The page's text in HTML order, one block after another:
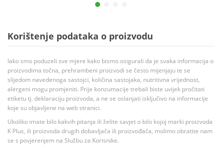
Korištenje podataka o proizvodu
Iako smo poduzeli sve mjere kako bismo osigurali da je svaka informacija o
proizvodima točna, prehrambeni proizvodi se često mijenjaju te se
slijedom navedenoga sastojci, količina sastojaka, nutritivna vrijednost,
alergeni mogu promjeniti. Prije konzumacije trebali biste uvijek pročitati
etiketu tj. deklaraciju proizvoda, a ne se oslanjati isključivo na informacije
koje su objavljene na web stranici.
Ukoliko imate bilo kakvih pitanja ili želite savjet o bilo kojoj marki proizvoda
K Plus, ili proizvoda drugih dobavljača ili proizvođača, molimo obratite nam
se s povjerenjem na Službu za Korisnike.